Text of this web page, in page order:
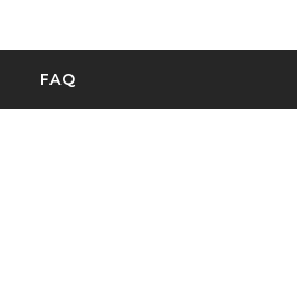
FAQ